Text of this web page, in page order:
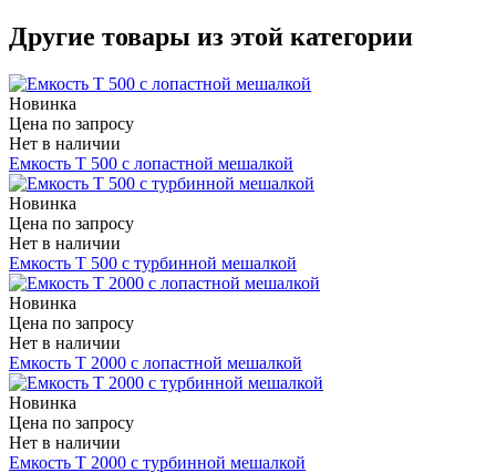
Другие товары из этой категории
Новинка
Цена по запросу
Нет в наличии
Емкость Т 500 с лопастной мешалкой
Новинка
Цена по запросу
Нет в наличии
Емкость Т 500 с турбинной мешалкой
Новинка
Цена по запросу
Нет в наличии
Емкость Т 2000 с лопастной мешалкой
Новинка
Цена по запросу
Нет в наличии
Емкость Т 2000 с турбинной мешалкой